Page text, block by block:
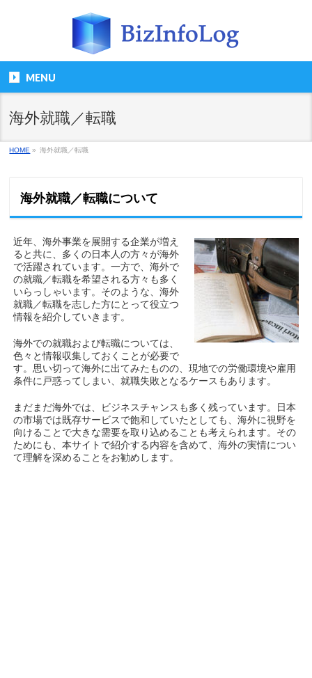
MENU
海外就職／転職
HOME » 海外就職／転職
海外就職／転職について
近年、海外事業を展開する企業が増え
ると共に、多くの日本人の方々が海外
で活躍されています。一方で、海外で
の就職／転職を希望される方々も多く
いらっしゃいます。そのような、海外
就職／転職を志した方にとって役立つ
情報を紹介していきます。
海外での就職および転職については、
色々と情報収集しておくことが必要で
す。思い切って海外に出てみたものの、現地での労働環境や雇用
条件に戸惑ってしまい、就職失敗となるケースもあります。
まだまだ海外では、ビジネスチャンスも多く残っています。日本
の市場では既存サービスで飽和していたとしても、海外に視野を
向けることで大きな需要を取り込めることも考えられます。その
ためにも、本サイトで紹介する内容を含めて、海外の実情につい
て理解を深めることをお勧めします。